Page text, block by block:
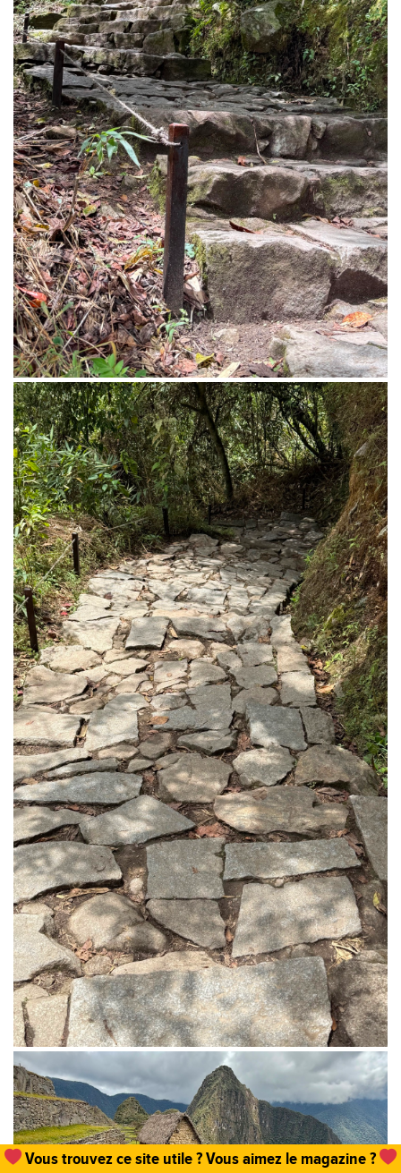
Unabonnement, une commande de numéroet hop,
vous permettez que tout cela existe !